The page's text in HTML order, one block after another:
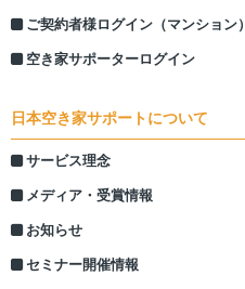
ご契約者様ログイン（マンション）
空き家サポーターログイン
日本空き家サポートについて
サービス理念
メディア・受賞情報
お知らせ
セミナー開催情報